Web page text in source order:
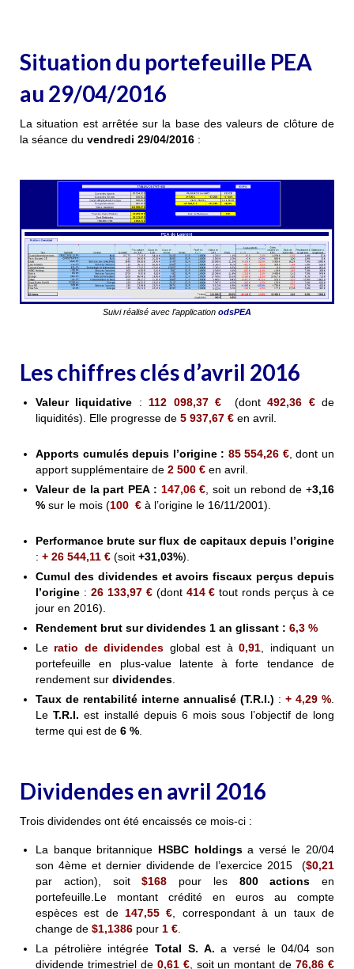
Situation du portefeuille PEA
au 29/04/2016
La situation est arrêtée sur la base des valeurs de clôture de
la séance du vendredi 29/04/2016 :
Suivi réalisé avec l’application odsPEA
Les chiffres clés d’avril 2016
Valeur liquidative : 112 098,37€ (dont492,36 €de
liquidités). Elle progresse de 5 937,67 € en avril.
Apports cumulés depuis l’origine : 85554,26 €, dont un
apport supplémentaire de 2 500 € en avril
Valeur de la part PEA: 147,06€ , soit un rebond de +3,16
% sur le mois (100 € à l’origine le 16/11/2001).
Performance brute sur flux de capitaux depuis l’origine
: + 26 544,11 € (soit +31,03%).
Cumul des dividendes et avoirs fiscaux perçus depuis
l’origine : 26 133,97 €(dont 414 € tout ronds perçus à ce
jour en 2016).
Rendement brut sur dividendes 1 an glissant : 6,3 %
Le ratio de dividendes global est à 0,91
indiquant un
portefeuille en plus-value latente à forte tendance de
rendement sur dividendes
Taux de rentabilité interne annualisé (T.R.I.) : + 4,29 %
LeT.R.I. est installé depuis 6 mois sous l’objectif de long
terme qui est de 6 %
Dividendes en avril 2016
Trois dividendes ont été encaissés ce mois-ci :
La banque britannique HSBC holdingsa versé le 20/04
son 4ème et dernier dividende de l’exercice 2015 ($0,21
par action), soit$168 pour les 800 actions en
portefeuille. Le montant crédité en euros au compte
espèces est de 147,55 € , correspondantà un taux de
change de $1,1386 pour 1 €
La pétrolière intégrée Total S. A. a versé le 04/04 son
dividende trimestriel de 0,61 €, soit un montant de76,86 €